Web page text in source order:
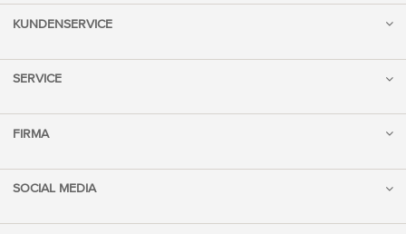
KUNDENSERVICE
SERVICE
FIRMA
SOCIAL MEDIA